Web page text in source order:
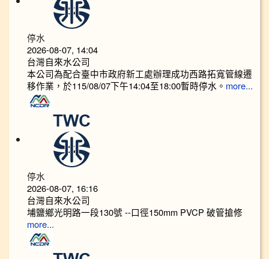
停水
2026-08-07, 14:04
台灣自來水公司
本公司為配合臺中市政府新工處辦理成功西路拓寬管線遷
移作業，於115/08/07下午14:04至18:00暫時停水。 more...
停水
2026-08-07, 16:16
台灣自來水公司
埔鹽鄉光明路一段130號 --口徑150mm PVCP 破管搶修
more...